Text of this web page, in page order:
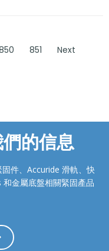
851 Next
的信息
件、Accuride 滑軌、快
金屬底盤相關緊固產品